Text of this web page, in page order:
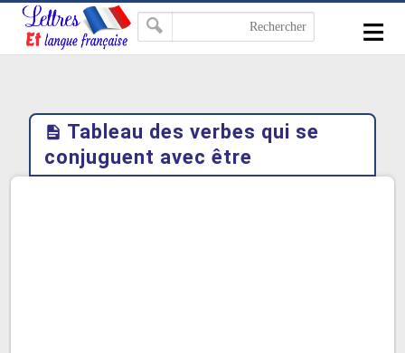
≡
Tableau des verbes qui se
conjuguent avec être